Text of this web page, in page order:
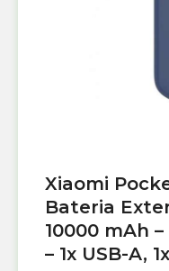
Xiaomi
Bateria
10000 mAh
– 1x USB-A,